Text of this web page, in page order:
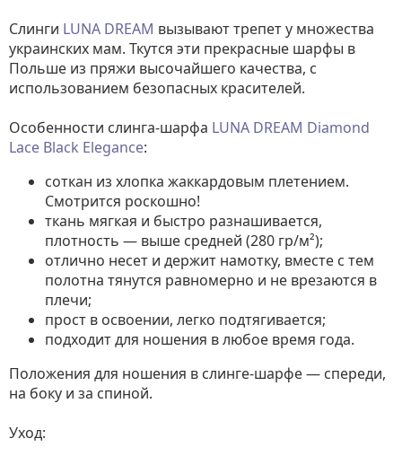
Слинги LUNA DREAM вызывают трепет у множества
украинских мам. Ткутся эти прекрасные шарфы в
Польше из пряжи высочайшего качества, с
использованием безопасных красителей.
Особенности слинга-шарфа LUNA DREAM Diamond
Lace Black Elegance:
соткан из хлопка жаккардовым плетением.
Смотрится роскошно!
ткань мягкая и быстро разнашивается,
плотность — выше средней (280 гр/м²);
отлично несет и держит намотку, вместе с тем
полотна тянутся равномерно и не врезаются в
плечи;
прост в освоении, легко подтягивается;
подходит для ношения в любое время года.
Положения для ношения в слинге-шарфе — спереди,
на боку и за спиной.
Уход: